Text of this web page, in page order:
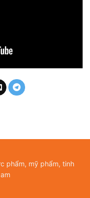
phẩm, mỹ phẩm, tinh